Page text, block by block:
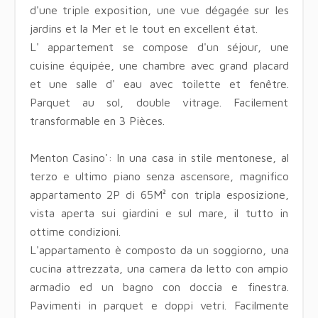
d'une triple exposition, une vue dégagée sur les
jardins et la Mer et le tout en excellent état.
L' appartement se compose d'un séjour, une
cuisine équipée, une chambre avec grand placard
et une salle d' eau avec toilette et fenêtre.
Parquet au sol, double vitrage. Facilement
transformable en 3 Pièces.
Menton Casino': In una casa in stile mentonese, al
terzo e ultimo piano senza ascensore, magnifico
appartamento 2P di 65M² con tripla esposizione,
vista aperta sui giardini e sul mare, il tutto in
ottime condizioni.
L'appartamento è composto da un soggiorno, una
cucina attrezzata, una camera da letto con ampio
armadio ed un bagno con doccia e finestra.
Pavimenti in parquet e doppi vetri. Facilmente